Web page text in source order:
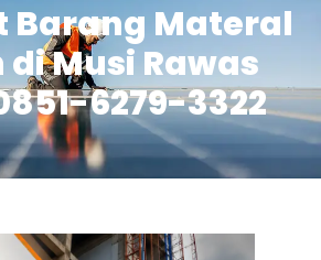
Barang Materal
Musi Rawas
6279-3322